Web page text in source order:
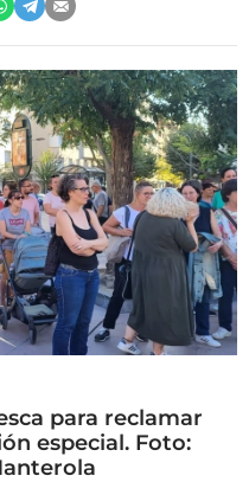
para reclamar
especial. Foto: